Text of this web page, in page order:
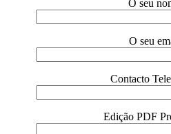
O seu
O seu
Contacto
Edição PDF